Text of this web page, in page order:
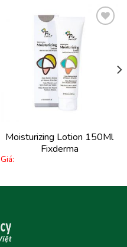
Moisturizing Lotion 150Ml
Fixderma
Giá: